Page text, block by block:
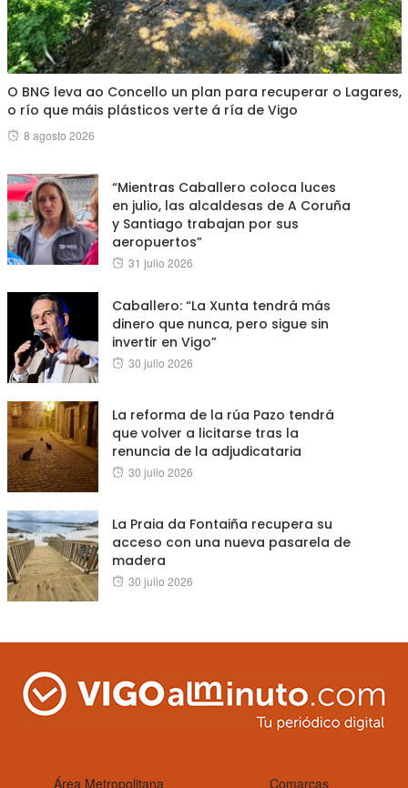
O BNG leva ao Concello un plan para recuperar o Lagares,
o río que máis plásticos verte á ría de Vigo
Posted
8 agosto 2026
“Mientras Caballero coloca luces
en julio, las alcaldesas de A Coruña
y Santiago trabajan por sus
aeropuertos”
Posted
31 julio 2026
Caballero: “La Xunta tendrá más
dinero que nunca, pero sigue sin
invertir en Vigo”
Posted
30 julio 2026
La reforma de la rúa Pazo tendrá
que volver a licitarse tras la
renuncia de la adjudicataria
Posted
30 julio 2026
La Praia da Fontaiña recupera su
acceso con una nueva pasarela de
madera
Posted
30 julio 2026
Área Metropolitana Comarcas